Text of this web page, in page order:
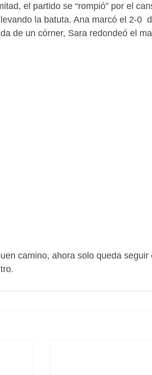
el partido se “rompió” por el
la batuta. Ana marcó el 2-0
de un córner, Sara redondeó el
camino, ahora solo queda